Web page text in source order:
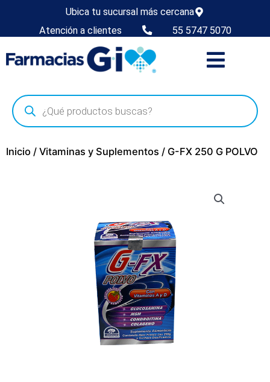
Ubica tu sucursal más cercana
Atención a clientes
55 5747 5070
Inicio / Vitaminas y Suplementos / G-FX 250 G POLVO